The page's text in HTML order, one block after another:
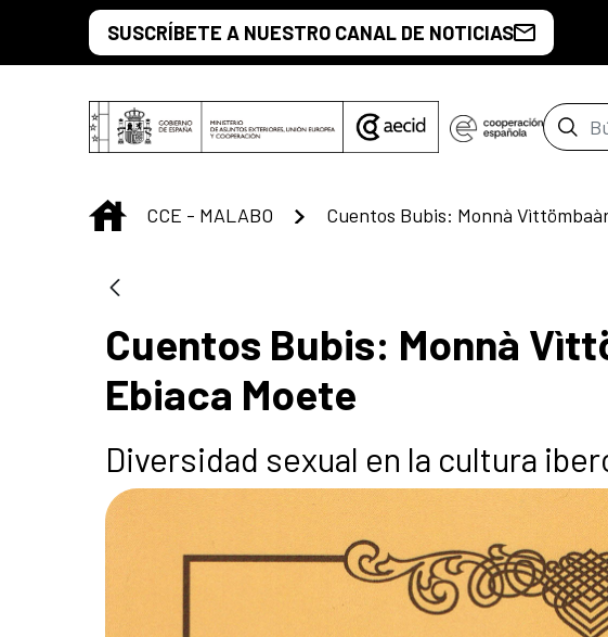
Saltar al contenido principal
SUSCRÍBETE A NUESTRO CANAL DE NOTICIAS
INICIO
CCE - MALABO
Cuentos Bubis: Monnà
Ebiaca Moete
Diversidad sexual en la cultura